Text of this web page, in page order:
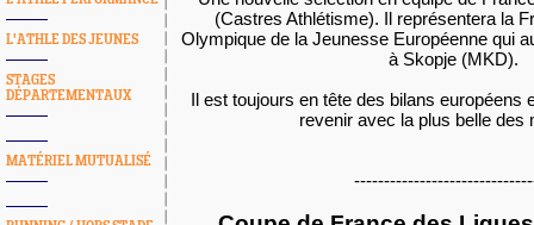
L'ATHLE DES JEUNES
STAGES
DÉPARTEMENTAUX
MATÉRIEL MUTUALISÉ
(Castres Athlétisme). Il représentera la
Olympique de la Jeunesse Européenne qui
à Skopje (MKD).
Il est toujours en tête des bilans
revenir avec la plus belle des